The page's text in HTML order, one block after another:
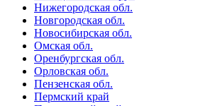
Нижегородская обл.
Новгородская обл.
Новосибирская обл.
Омская обл.
Оренбургская обл.
Орловская обл.
Пензенская обл.
Пермский край